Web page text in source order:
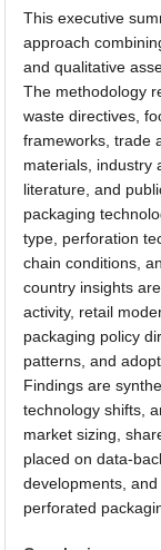
This executive
approach
and qualitative
The methodology
waste directives,
frameworks, trade
materials, industry
literature, and
packaging
type, perforation
chain conditions,
country insights
activity, retail
packaging policy
patterns, and
Findings are
technology shifts,
market sizing,
placed on data-
developments,
perforated